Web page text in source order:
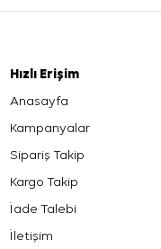
Hızlı Erişim
Anasayfa
Kampanyalar
Sipariş Takip
Kargo Takip
İade Talebi
İletişim